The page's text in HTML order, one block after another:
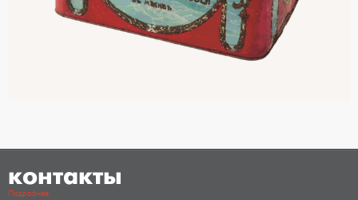
контакты
Подробнее